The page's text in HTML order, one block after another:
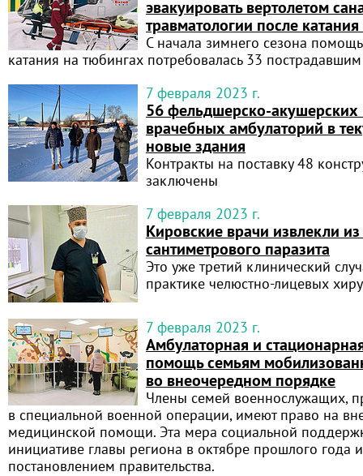
эвакуировать вертолетом
травматологии после
С начала зимнего сезона
катания на тюбингах потребовалась 33 пострадавшим
7 февраля 2023 г.
56 фельдшерско-акушерских
врачебных амбулаторий в
новые здания
Контракты на поставку 48
заключены
7 февраля 2023 г.
Кировские врачи извлекли
сантиметрового паразита
Это уже третий клинический
практике челюстно-лицевых
7 февраля 2023 г.
Амбулаторная и
помощь семьям
во внеочередном порядке
Члены семей военнослужащих,
в специальной военной операции, имеют право на
медицинской помощи. Эта мера социальной
инициативе главы региона в октябре прошлого года
постановлением правительства.